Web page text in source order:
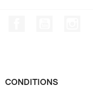
CONDITIONS